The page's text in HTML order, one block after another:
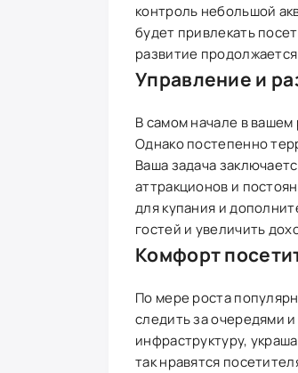
контроль небольшой
будет привлекать
развитие
Управление и
В самом начале в
Однако постепенно
Ваша задача
аттракционов и
для купания и
гостей и увеличить
Комфорт
По мере роста
следить за очередями
инфраструктуру,
так нравятся